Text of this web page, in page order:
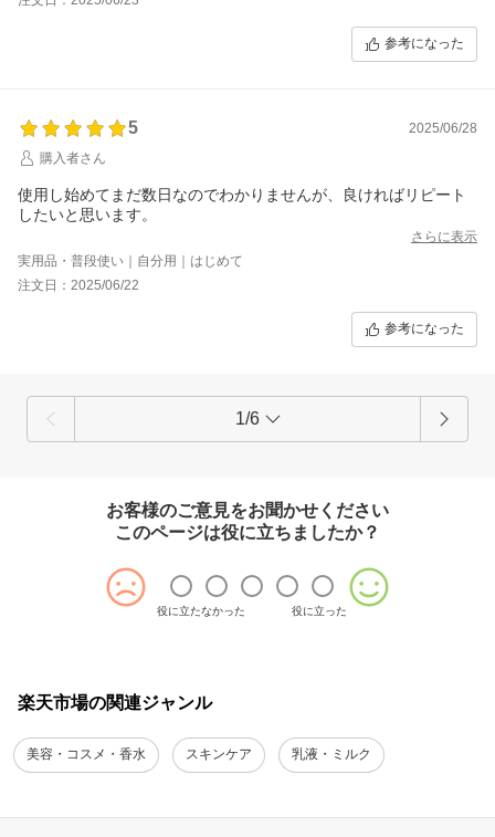
参考になった
5
2025/06/28
購入者さん
使用し始めてまだ数日なのでわかりませんが、良ければリピート
したいと思います。
さらに表示
実用品・普段使い｜自分用｜はじめて
注文日：2025/06/22
参考になった
1/6
お客様のご意見をお聞かせください
このページは役に立ちましたか？
役に立たなかった 役に立った
楽天市場の関連ジャンル
美容・コスメ・香水 スキンケア 乳液・ミルク